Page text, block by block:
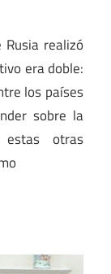
realizó
era doble:
los países
sobre la
otras